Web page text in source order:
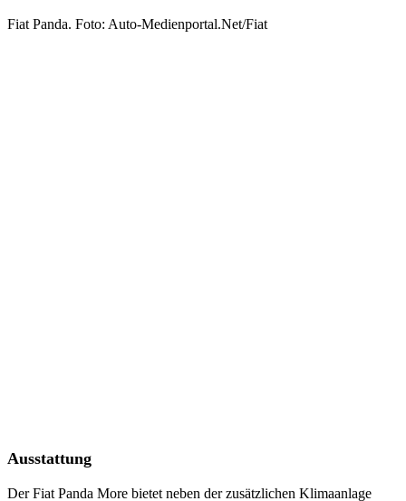
Fiat Panda. Foto: Auto-Medienportal.Net/Fiat
Ausstattung
Der Fiat Panda More bietet neben der zusätzlichen Klimaanlage